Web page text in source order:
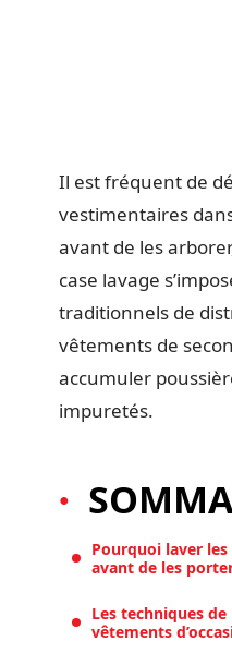
Il est fréquent de
vestimentaires
avant de les
case lavage
traditionnels de
vêtements de
accumuler
impuretés.
Pourquoi laver
avant de les
Les techniques
vêtements